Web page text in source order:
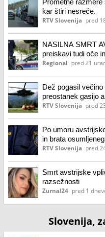
Prometne
kar štiri nesreče.
RTV Slovenija pred
NASILNA SMRT
preiskavi tudi oče
Regional pred 21
Dež pogasil
preostanek gasijo
RTV Slovenija pred
Po umoru
in brata
RTV Slovenija pred
Smrt avstrijske
razsežnosti
Zurnal24 pred 1
Slovenija,